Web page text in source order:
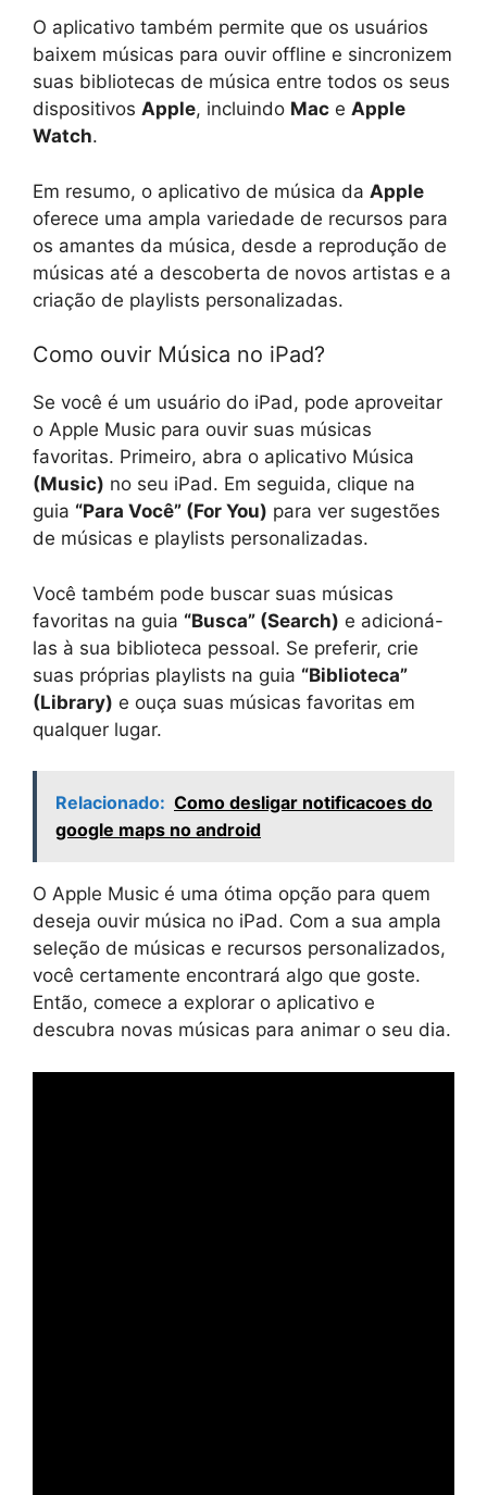
O aplicativo também permite que os usuários
baixem músicas para ouvir offline e sincronizem
suas bibliotecas de música entre todos os seus
dispositivos Apple, incluindo Mac e Apple
Watch.
Em resumo, o aplicativo de música da Apple
oferece uma ampla variedade de recursos para
os amantes da música, desde a reprodução de
músicas até a descoberta de novos artistas e a
criação de playlists personalizadas.
Como ouvir Música no iPad?
Se você é um usuário do iPad, pode aproveitar
o Apple Music para ouvir suas músicas
favoritas. Primeiro, abra o aplicativo Música
(Music) no seu iPad. Em seguida, clique na
guia “Para Você” (For You) para ver sugestões
de músicas e playlists personalizadas.
Você também pode buscar suas músicas
favoritas na guia “Busca” (Search) e adicioná-
las à sua biblioteca pessoal. Se preferir, crie
suas próprias playlists na guia “Biblioteca”
(Library) e ouça suas músicas favoritas em
qualquer lugar.
Relacionado: Como desligar notificacoes do
google maps no android
O Apple Music é uma ótima opção para quem
deseja ouvir música no iPad. Com a sua ampla
seleção de músicas e recursos personalizados,
você certamente encontrará algo que goste.
Então, comece a explorar o aplicativo e
descubra novas músicas para animar o seu dia.